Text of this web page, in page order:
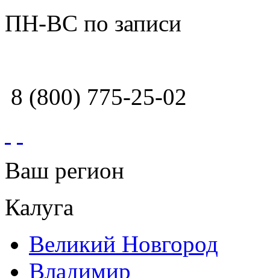
ПН-ВС по записи
8 (800) 775-25-02
Ваш регион
Калуга
Великий Новгород
Владимир